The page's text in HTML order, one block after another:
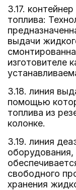
3.17.
топлива:
выдачи
изготовителе
3.18. линия
помощью
топлива из
колонке.
3.19. линия
свободного
хранения